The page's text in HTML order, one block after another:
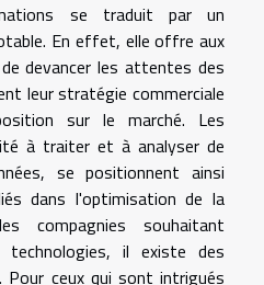
se traduit par un
En effet, elle offre aux
devancer les attentes des
leur stratégie commerciale
sur le marché. Les
à traiter et à analyser de
se positionnent ainsi
dans l'optimisation de la
compagnies souhaitant
il existe des
Pour ceux qui sont intrigués